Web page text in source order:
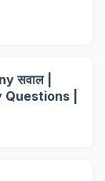
सवाल |
|